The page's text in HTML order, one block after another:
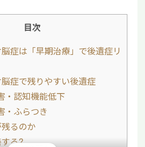
目次
症は「早期治療」で後遺症リ
症で残りやすい後遺症
・認知機能低下
・ふらつき
るのか
る?